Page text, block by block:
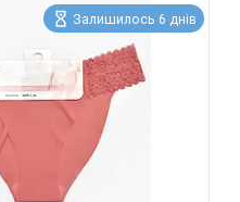
Залишилось 6 днів